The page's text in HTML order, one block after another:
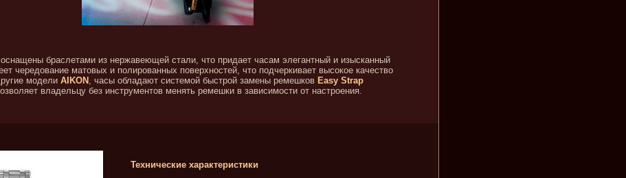
браслетами из нержавеющей стали, что придает часам элегантный и изысканный
чередование матовых и полированных поверхностей, что подчеркивает высокое качество
модели AIKON , часы обладают системой быстрой замены ремешков Easy Strap
владельцу без инструментов менять ремешки в зависимости от настроения.
Технические характеристики